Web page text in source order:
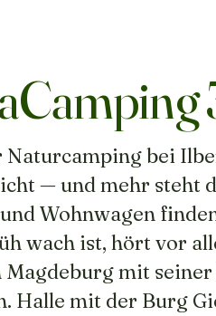
Naturcamping bei
— und mehr steht
Wohnwagen
wach ist, hört vor
Magdeburg mit
Halle mit der Burg